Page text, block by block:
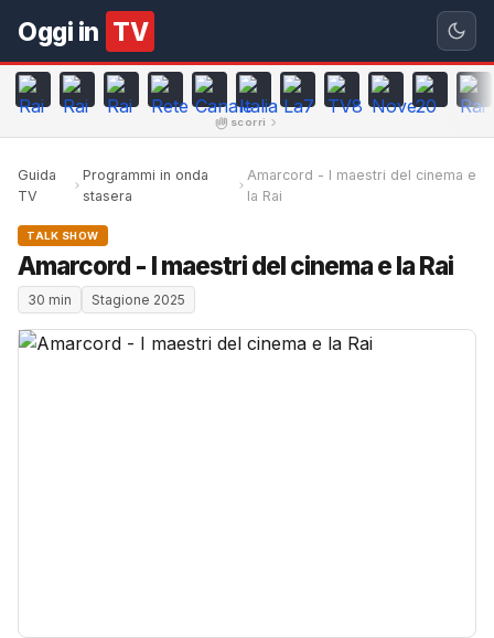
Oggi in TV
scorri
Guida
TV
Programmi in onda
stasera
Amarcord - I maestri del cinema e
la Rai
TALK SHOW
Amarcord - I maestri del cinema e la Rai
30 min Stagione 2025